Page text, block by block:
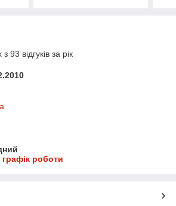
93 відгуків за рік
роботи